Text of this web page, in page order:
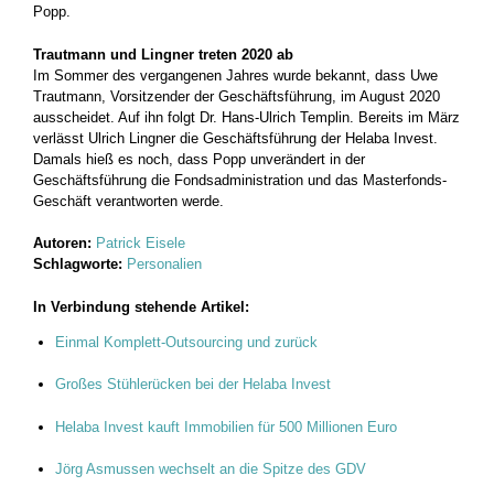
Popp.
Trautmann und Lingner treten 2020 ab
Im Sommer des vergangenen Jahres wurde bekannt, dass Uwe
Trautmann, Vorsitzender der Geschäftsführung, im August 2020
ausscheidet. Auf ihn folgt Dr. Hans-Ulrich Templin. Bereits im März
verlässt Ulrich Lingner die Geschäftsführung der Helaba Invest.
Damals hieß es noch, dass Popp unverändert in der
Geschäftsführung die Fondsadministration und das Masterfonds-
Geschäft verantworten werde.
Autoren: Patrick Eisele
Schlagworte: Personalien
In Verbindung stehende Artikel:
Einmal Komplett-Outsourcing und zurück
Großes Stühlerücken bei der Helaba Invest
Helaba Invest kauft Immobilien für 500 Millionen Euro
Jörg Asmussen wechselt an die Spitze des GDV